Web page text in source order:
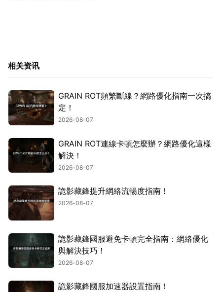
相关资讯
GRAIN ROT頻繁斷線？網路優化指南一次搞
定！
2026-08-07
GRAIN ROT連線卡頓怎麼辦？網路優化這樣
解決！
2026-08-07
詭影藏鋒提升網絡流暢度指南！
2026-08-07
詭影藏鋒國服避免卡頓完全指南：網絡優化
與解決技巧！
2026-08-07
詭影藏鋒國服加速器設置指南！